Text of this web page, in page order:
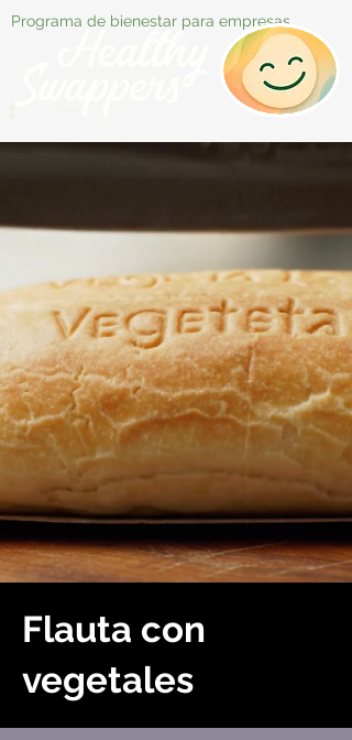
Programa de bienestar para empresas
Flauta con
vegetales